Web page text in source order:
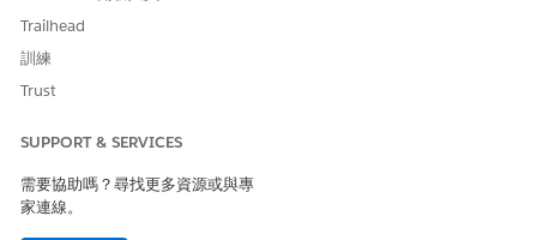
Trailhead
訓練
Trust
SUPPORT & SERVICES
需要協助嗎？尋找更多資源或與專
家連線。